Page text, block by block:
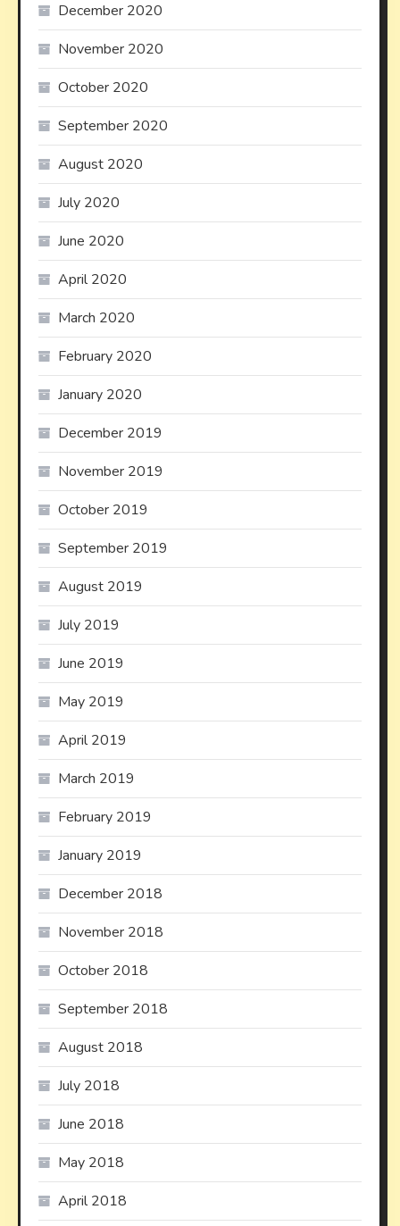
December 2020
November 2020
October 2020
September 2020
August 2020
July 2020
June 2020
April 2020
March 2020
February 2020
January 2020
December 2019
November 2019
October 2019
September 2019
August 2019
July 2019
June 2019
May 2019
April 2019
March 2019
February 2019
January 2019
December 2018
November 2018
October 2018
September 2018
August 2018
July 2018
June 2018
May 2018
April 2018